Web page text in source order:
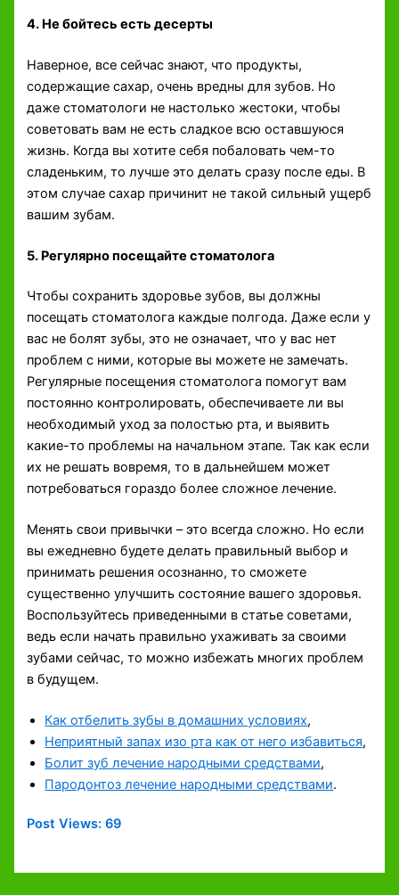
4. Не бойтесь есть десерты
Наверное, все сейчас знают, что продукты,
содержащие сахар, очень вредны для зубов. Но
даже стоматологи не настолько жестоки, чтобы
советовать вам не есть сладкое всю оставшуюся
жизнь. Когда вы хотите себя побаловать чем-то
сладеньким, то лучше это делать сразу после еды. В
этом случае сахар причинит не такой сильный ущерб
вашим зубам.
5. Регулярно посещайте стоматолога
Чтобы сохранить здоровье зубов, вы должны
посещать стоматолога каждые полгода. Даже если у
вас не болят зубы, это не означает, что у вас нет
проблем с ними, которые вы можете не замечать.
Регулярные посещения стоматолога помогут вам
постоянно контролировать, обеспечиваете ли вы
необходимый уход за полостью рта, и выявить
какие-то проблемы на начальном этапе. Так как если
их не решать вовремя, то в дальнейшем может
потребоваться гораздо более сложное лечение.
Менять свои привычки – это всегда сложно. Но если
вы ежедневно будете делать правильный выбор и
принимать решения осознанно, то сможете
существенно улучшить состояние вашего здоровья.
Воспользуйтесь приведенными в статье советами,
ведь если начать правильно ухаживать за своими
зубами сейчас, то можно избежать многих проблем
в будущем.
Как отбелить зубы в домашних условиях,
Неприятный запах изо рта как от него избавиться,
Болит зуб лечение народными средствами,
Пародонтоз лечение народными средствами.
Post Views: 69